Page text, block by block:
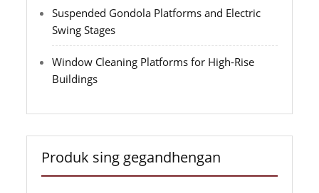
Suspended Gondola Platforms and Electric
Swing Stages
Window Cleaning Platforms for High-Rise
Buildings
Produk sing gegandhengan